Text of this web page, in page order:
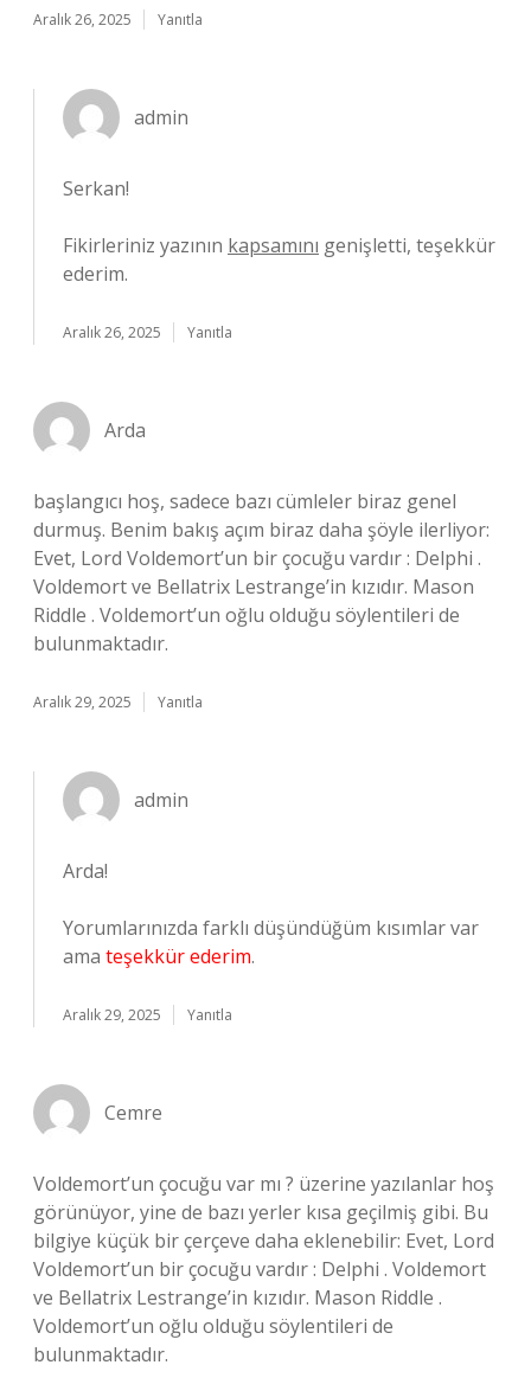
Aralık 26, 2025 Yanıtla
admin
Serkan!
Fikirleriniz yazının kapsamını genişletti, teşekkür
ederim.
Aralık 26, 2025 Yanıtla
Arda
başlangıcı hoş, sadece bazı cümleler biraz genel
durmuş. Benim bakış açım biraz daha şöyle ilerliyor:
Evet, Lord Voldemort’un bir çocuğu vardır : Delphi .
Voldemort ve Bellatrix Lestrange’in kızıdır. Mason
Riddle . Voldemort’un oğlu olduğu söylentileri de
bulunmaktadır.
Aralık 29, 2025 Yanıtla
admin
Arda!
Yorumlarınızda farklı düşündüğüm kısımlar var
ama teşekkür ederim.
Aralık 29, 2025 Yanıtla
Cemre
Voldemort’un çocuğu var mı ? üzerine yazılanlar hoş
görünüyor, yine de bazı yerler kısa geçilmiş gibi. Bu
bilgiye küçük bir çerçeve daha eklenebilir: Evet, Lord
Voldemort’un bir çocuğu vardır : Delphi . Voldemort
ve Bellatrix Lestrange’in kızıdır. Mason Riddle .
Voldemort’un oğlu olduğu söylentileri de
bulunmaktadır.